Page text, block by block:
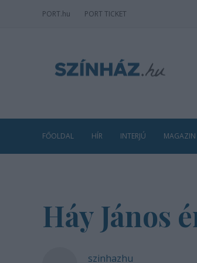
PORT.hu PORT TICKET
FŐOLDAL HÍR INTERJÚ MAGAZIN
Háy János
szinhazhu